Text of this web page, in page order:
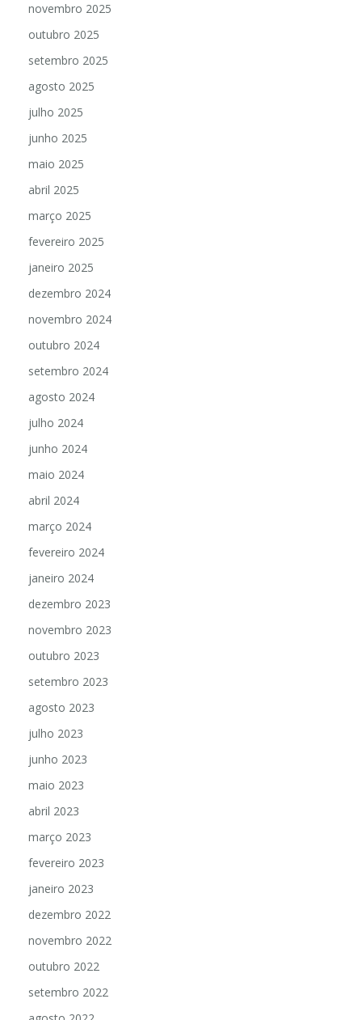
novembro 2025
outubro 2025
setembro 2025
agosto 2025
julho 2025
junho 2025
maio 2025
abril 2025
março 2025
fevereiro 2025
janeiro 2025
dezembro 2024
novembro 2024
outubro 2024
setembro 2024
agosto 2024
julho 2024
junho 2024
maio 2024
abril 2024
março 2024
fevereiro 2024
janeiro 2024
dezembro 2023
novembro 2023
outubro 2023
setembro 2023
agosto 2023
julho 2023
junho 2023
maio 2023
abril 2023
março 2023
fevereiro 2023
janeiro 2023
dezembro 2022
novembro 2022
outubro 2022
setembro 2022